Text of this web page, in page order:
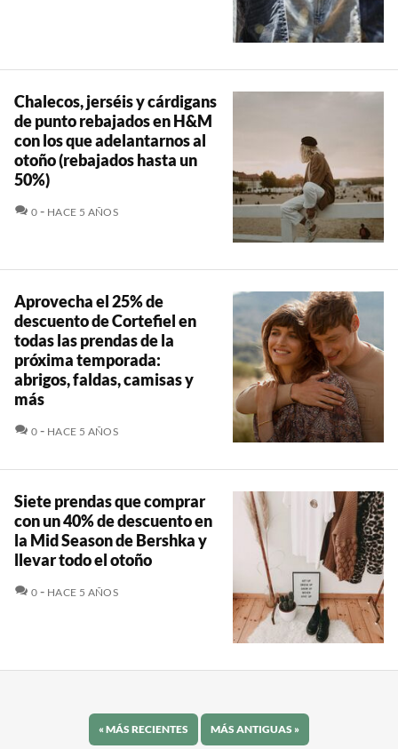
Chalecos, jerséis y cárdigans
de punto rebajados en H&M
con los que adelantarnos al
otoño (rebajados hasta un
50%)
0 COMENTARIOS
HACE 5 AÑOS
Aprovecha el 25% de
descuento de Cortefiel en
todas las prendas de la
próxima temporada:
abrigos, faldas, camisas y
más
0 COMENTARIOS
HACE 5 AÑOS
Siete prendas que comprar
con un 40% de descuento en
la Mid Season de Bershka y
llevar todo el otoño
0 COMENTARIOS
HACE 5 AÑOS
«MÁS RECIENTES MÁS ANTIGUAS »